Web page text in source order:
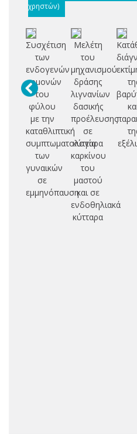
χρηστών)
Συσχέτιση
των
ενδογενών
ορμονών
του
φύλου
με την
καταθλιπτική
συμπτωματολογία
των
γυναικών
σε
εμμηνόπαυση
Μελέτη
του
μηχανισμού
δράσης
λιγνανίων
δασικής
προέλευσης
σε
κύτταρα
καρκίνου
του
μαστού
και σε
ενδοθηλιακά
κύτταρα